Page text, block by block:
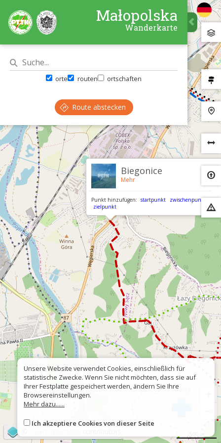
×
Biegonice
Mehr
Punkt hinzufügen: startpunkt
zwischenpunkt
zielpunkt
Małopolska
Wanderkarte
orte routen ortschaften
Route abstecken
Unsere Website verwendet Cookies, einschließlich für
statistische Zwecke. Wenn Sie nicht möchten, dass sie auf
Ihrer Festplatte gespeichert werden, ändern Sie Ihre
Browsereinstellungen.
Mehr dazu......
Ich akzeptiere Cookies von dieser Seite